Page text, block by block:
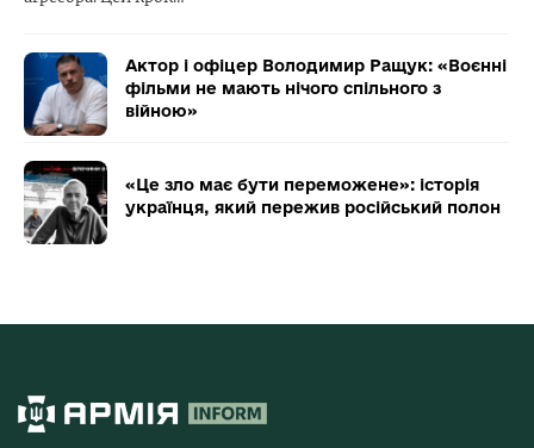
Актор і офіцер Володимир Ращук: «Воєнні
фільми не мають нічого спільного з
війною»
«Це зло має бути переможене»: історія
українця, який пережив російський полон